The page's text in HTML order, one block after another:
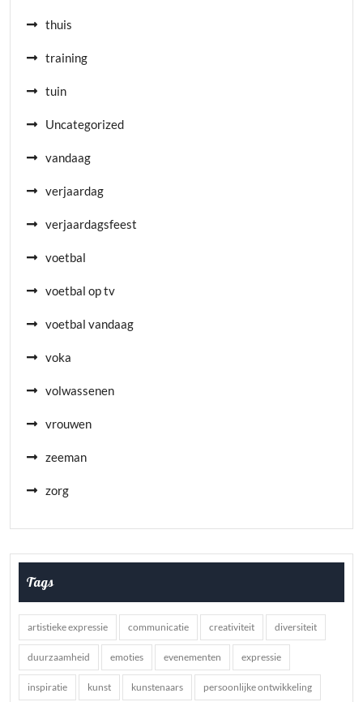
thuis
training
tuin
Uncategorized
vandaag
verjaardag
verjaardagsfeest
voetbal
voetbal op tv
voetbal vandaag
voka
volwassenen
vrouwen
zeeman
zorg
Tags
artistieke expressie communicatie creativiteit diversiteit
duurzaamheid emoties evenementen expressie
inspiratie kunst kunstenaars persoonlijke ontwikkeling